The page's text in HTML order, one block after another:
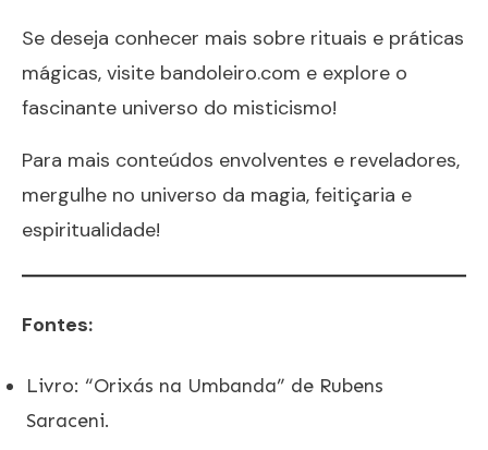
Se deseja conhecer mais sobre rituais e práticas
mágicas, visite bandoleiro.com e explore o
fascinante universo do misticismo!
Para mais conteúdos envolventes e reveladores,
mergulhe no universo da magia, feitiçaria e
espiritualidade!
Fontes:
Livro: “Orixás na Umbanda” de Rubens
Saraceni.